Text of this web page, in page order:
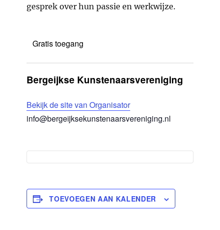
gesprek over hun passie en werkwijze.
Gratis toegang
Bergeijkse Kunstenaarsvereniging
Bekijk de site van Organisator
info@bergeijksekunstenaarsvereniging.nl
TOEVOEGEN AAN KALENDER